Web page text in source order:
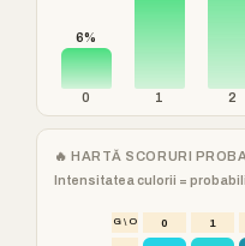
6%
0 1 2
🔥 HARTĂ SCORURI
Intensitatea culorii =
G \ O 0 1